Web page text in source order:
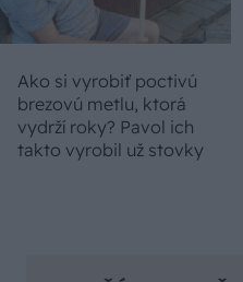
Ako si vyrobiť poctivú
brezovú metlu, ktorá
vydrží roky? Pavol ich
takto vyrobil už stovky